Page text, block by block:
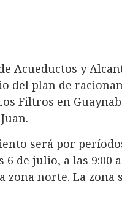
Acueductos y
del plan de
Filtros en
será por
de julio, a las 9:00
zona norte. La